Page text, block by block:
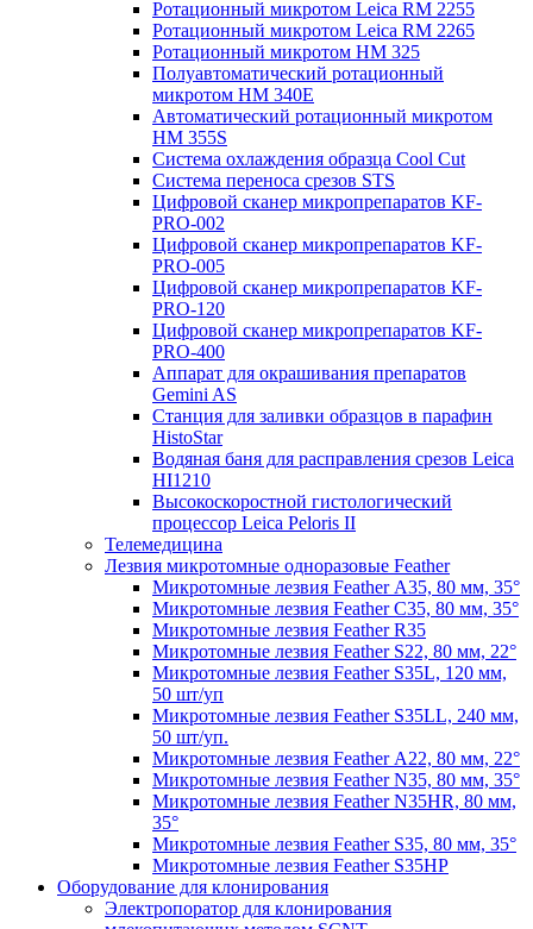
Ротационный микротом Leica RM 2255
Ротационный микротом Leica RM 2265
Ротационный микротом HM 325
Полуавтоматический ротационный
микротом HM 340E
Автоматический ротационный микротом
HM 355S
Система охлаждения образца Cool Cut
Система переноса срезов STS
Цифровой сканер микропрепаратов KF-
PRO-002
Цифровой сканер микропрепаратов KF-
PRO-005
Цифровой сканер микропрепаратов KF-
PRO-120
Цифровой сканер микропрепаратов KF-
PRO-400
Аппарат для окрашивания препаратов
Gemini AS
Станция для заливки образцов в парафин
HistoStar
Водяная баня для расправления срезов Leica
HI1210
Высокоскоростной гистологический
процессор Leica Peloris II
Телемедицина
Лезвия микротомные одноразовые Feather
Микротомные лезвия Feather А35, 80 мм, 35°
Микротомные лезвия Feather С35, 80 мм, 35°
Микротомные лезвия Feather R35
Микротомные лезвия Feather S22, 80 мм, 22°
Микротомные лезвия Feather S35L, 120 мм,
50 шт/уп
Микротомные лезвия Feather S35LL, 240 мм,
50 шт/уп.
Микротомные лезвия Feather А22, 80 мм, 22°
Микротомные лезвия Feather N35, 80 мм, 35°
Микротомные лезвия Feather N35HR, 80 мм,
35°
Микротомные лезвия Feather S35, 80 мм, 35°
Микротомные лезвия Feather S35HP
Оборудование для клонирования
Электропоратор для клонирования